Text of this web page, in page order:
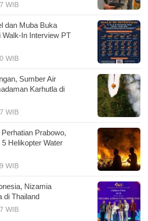
WIB
dan Muba Buka
Walk-In Interview PT
WIB
Sumber Air
Karhutla di
WIB
Prabowo,
Helikopter Water
WIB
Nizamia
di Thailand
WIB